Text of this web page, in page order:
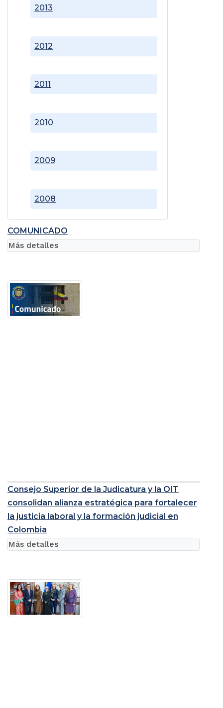
2008
2009
2010
2011
2012
2013
COMUNICADO
Más detalles
Consejo Superior de la Judicatura y la OIT
consolidan alianza estratégica para fortalecer
la justicia laboral y la formación judicial en
Colombia
Más detalles